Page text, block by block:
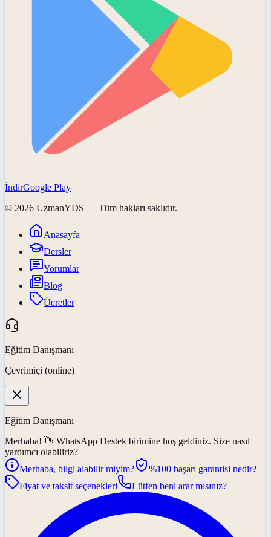
İndirGoogle Play
© 2026 UzmanYDS — Tüm hakları saklıdır.
Anasayfa
Dersler
Yorumlar
Blog
Ücretler
Eğitim Danışmanı
Çevrimiçi (online)
Eğitim Danışmanı
Merhaba! 👋 WhatsApp Destek birimine hoş geldiniz. Size nasıl
yardımcı olabiliriz?
Merhaba, bilgi alabilir miyim?
%100 başarı garantisi nedir?
Fiyat ve taksit seçenekleri
Lütfen beni arar mısınız?